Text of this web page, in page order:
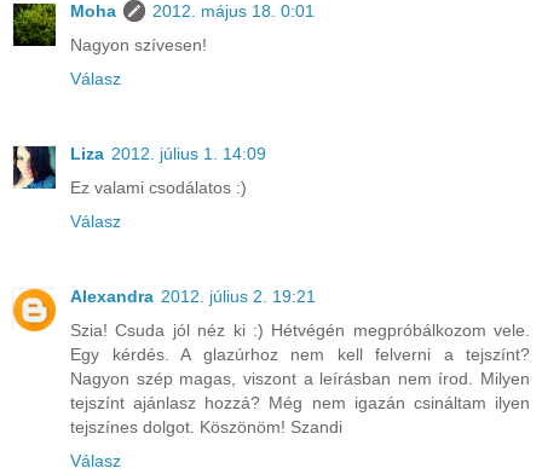
Moha
2012. május 18. 0:01
Nagyon szívesen!
Válasz
Liza 2012. július 1. 14:09
Ez valami csodálatos :)
Válasz
Alexandra 2012. július 2. 19:21
Szia! Csuda jól néz ki :) Hétvégén megpróbálkozom vele.
Egy kérdés. A glazúrhoz nem kell felverni a tejszínt?
Nagyon szép magas, viszont a leírásban nem írod. Milyen
tejszínt ajánlasz hozzá? Még nem igazán csináltam ilyen
tejszínes dolgot. Köszönöm! Szandi
Válasz